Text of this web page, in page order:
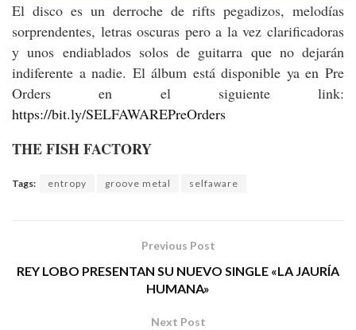
El disco es un derroche de rifts pegadizos, melodías
sorprendentes, letras oscuras pero a la vez clarificadoras
y unos endiablados solos de guitarra que no dejarán
indiferente a nadie. El álbum está disponible ya en Pre
Orders en el siguiente link:
https://bit.ly/SELFAWAREPreOrders
THE FISH FACTORY
Tags: entropy groove metal selfaware
Previous Post
REY LOBO PRESENTAN SU NUEVO SINGLE «LA JAURÍA
HUMANA»
Next Post